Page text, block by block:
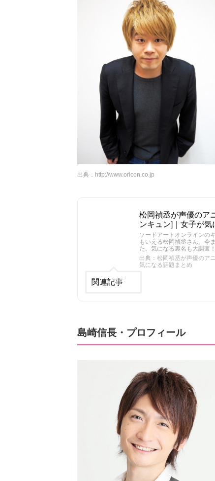
出典： http://www.oricon.co.jp
松岡禎丞が声優のア
ンキュン]｜女子が
ソードアートオンラインの
もいえる松岡禎丞さん。今
た。気になる裏名も大調査！
出典：松岡禎丞が声優のア
気になる話題まとめ
関連記事
島崎信長・プロフィール